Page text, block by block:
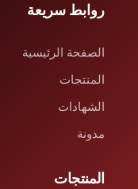
روابط سريعة
الصفحة الرئيسية
المنتجات
الشهادات
مدونة
المنتجات